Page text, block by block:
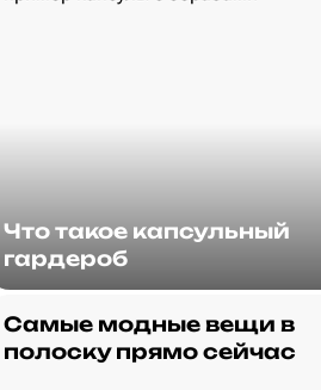
Что такое капсульный
гардероб
Самые модные вещи в
полоску прямо сейчас